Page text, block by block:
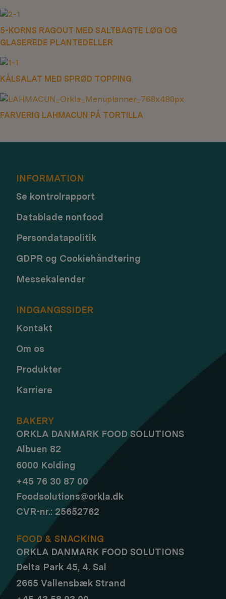
5-KORNS RAGOUT MED SALTBAGTE LØG OG
GLASEREDE PLANTEDELLER
KÅLSALAT MED SPRØD TOPPING
FARVERIG LAHMACUN PÅ TORTILLA
INFORMATION
Se kontrolrapport
Datablade nonfood
Persondatapolitik
GDPR og Cookiehåndtering
Messekalender
INDGANGSSIDER
Kontakt
Om os
Produkter
Karriere
BAKERY
ORKLA DANMARK FOOD SOLUTIONS
Albuen 82
6000 Kolding
+45 76 30 87 00
Foodsolutions@orkla.dk
CVR-nr.: 25652762
FOOD & SNACKING
ORKLA DANMARK FOOD SOLUTIONS
Delta Park 45, 4. Sal
2665 Vallensbæk Strand